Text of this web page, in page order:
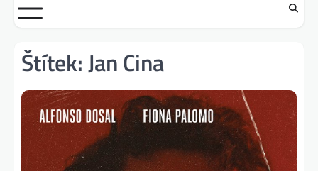
content
Štítek:Jan Cina